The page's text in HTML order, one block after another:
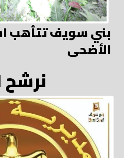
بني سويف تتأهب
الأضحى